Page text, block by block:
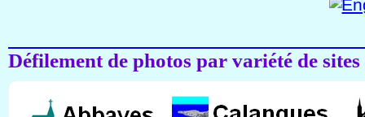
Défilement de photos par variété de